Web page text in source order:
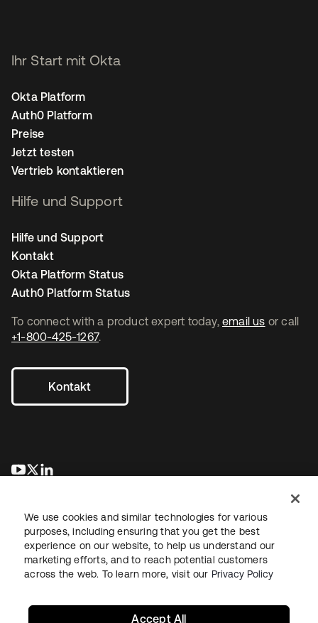
To connect with a product expert today, email us or call
+1-800-425-1267.
Kontakt
wird in einer neuen Registerkarte geöffnet
wird in einer neuen Registerkarte geöffnet
Ihr Start mit Okta
Okta Platform
Auth0 Platform
Preise
Jetzt testen
Vertrieb kontaktieren
Hilfe und Support
Hilfe und Support
Kontakt
Okta Platform Status
Auth0 Platform Status
RechtDatenschutzrichtlinieNutzungsbedingungenSicherheit
We use cookies and similar technologies for various
purposes, including ensuring that you get the best
experience on our website, to help us understand our
marketing efforts, and to reach potential customers
across the web. To learn more, visit our Privacy Policy
Accept All